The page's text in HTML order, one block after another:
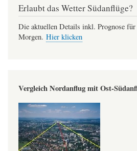
Erlaubt das Wetter Südanflüge?
Die aktuellen Details inkl. Prognose für
Morgen. Hier klicken
Vergleich Nordanflug mit Ost-